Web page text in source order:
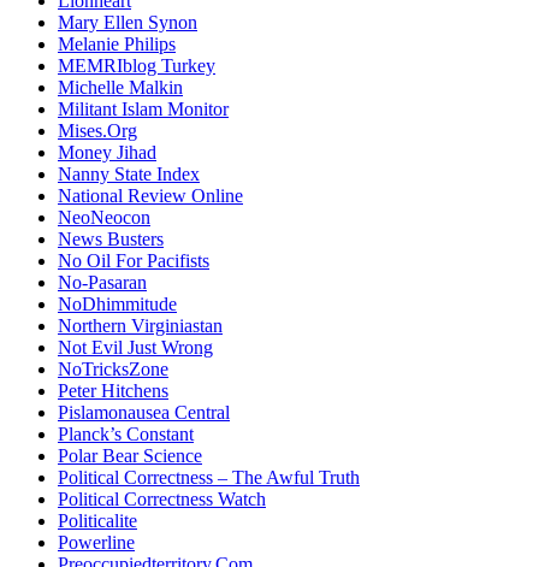
Mary Ellen Synon
Melanie Philips
MEMRIblog Turkey
Michelle Malkin
Militant Islam Monitor
Mises.Org
Money Jihad
Nanny State Index
National Review Online
NeoNeocon
News Busters
No Oil For Pacifists
No-Pasaran
NoDhimmitude
Northern Virginiastan
Not Evil Just Wrong
NoTricksZone
Peter Hitchens
Pislamonausea Central
Planck’s Constant
Polar Bear Science
Political Correctness – The Awful Truth
Political Correctness Watch
Politicalite
Powerline